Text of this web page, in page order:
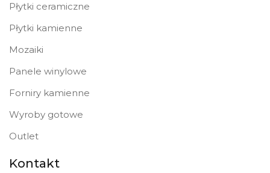
Płytki ceramiczne
Płytki kamienne
Mozaiki
Panele winylowe
Forniry kamienne
Wyroby gotowe
Outlet
Kontakt